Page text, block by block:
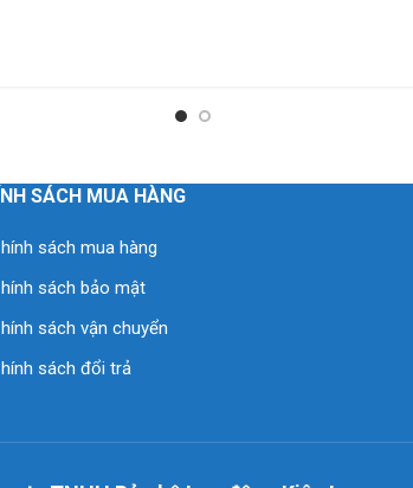
SÁCH MUA HÀNG
sách mua hàng
sách bảo mật
sách vận chuyển
sách đổi trả